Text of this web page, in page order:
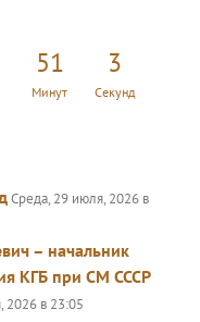
51
Минут
3
Секунд
Среда, 29 июля, 2026 в
– начальник
КГБ при СМ СССР
2026 в 23:05